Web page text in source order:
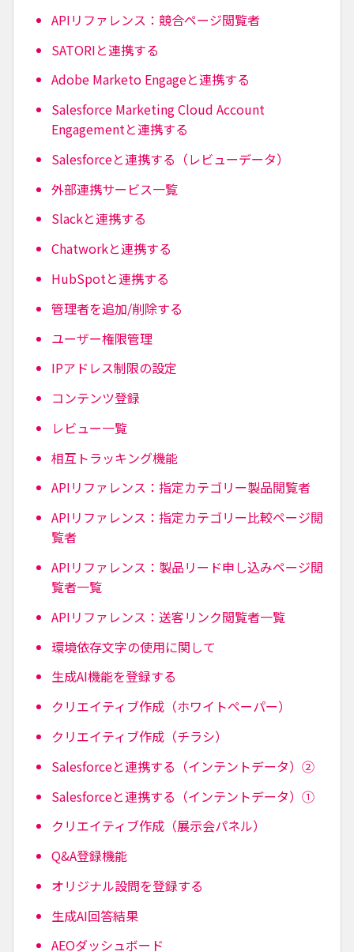
APIリファレンス：競合ページ閲覧者
SATORIと連携する
Adobe Marketo Engageと連携する
Salesforce Marketing Cloud Account
Engagementと連携する
Salesforceと連携する（レビューデータ）
外部連携サービス一覧
Slackと連携する
Chatworkと連携する
HubSpotと連携する
管理者を追加/削除する
ユーザー権限管理
IPアドレス制限の設定
コンテンツ登録
レビュー一覧
相互トラッキング機能
APIリファレンス：指定カテゴリー製品閲覧者
APIリファレンス：指定カテゴリー比較ページ閲
覧者
APIリファレンス：製品リード申し込みページ閲
覧者一覧
APIリファレンス：送客リンク閲覧者一覧
環境依存文字の使用に関して
生成AI機能を登録する
クリエイティブ作成（ホワイトペーパー）
クリエイティブ作成（チラシ）
Salesforceと連携する（インテントデータ）②
Salesforceと連携する（インテントデータ）①
クリエイティブ作成（展示会パネル）
Q&A登録機能
オリジナル設問を登録する
生成AI回答結果
AEOダッシュボード